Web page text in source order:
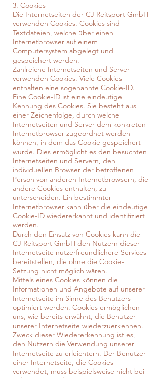
3. Cookies
Die Internetseiten der CJ Reitsport GmbH
verwenden Cookies. Cookies sind
Textdateien, welche über einen
Internetbrowser auf einem
Computersystem abgelegt und
gespeichert werden.
Zahlreiche Internetseiten und Server
verwenden Cookies. Viele Cookies
enthalten eine sogenannte Cookie-ID.
Eine Cookie-ID ist eine eindeutige
Kennung des Cookies. Sie besteht aus
einer Zeichenfolge, durch welche
Internetseiten und Server dem konkreten
Internetbrowser zugeordnet werden
können, in dem das Cookie gespeichert
wurde. Dies ermöglicht es den besuchten
Internetseiten und Servern, den
individuellen Browser der betroffenen
Person von anderen Internetbrowsern, die
andere Cookies enthalten, zu
unterscheiden. Ein bestimmter
Internetbrowser kann über die eindeutige
Cookie-ID wiedererkannt und identifiziert
werden.
Durch den Einsatz von Cookies kann die
CJ Reitsport GmbH den Nutzern dieser
Internetseite nutzerfreundlichere Services
bereitstellen, die ohne die Cookie-
Setzung nicht möglich wären.
Mittels eines Cookies können die
Informationen und Angebote auf unserer
Internetseite im Sinne des Benutzers
optimiert werden. Cookies ermöglichen
uns, wie bereits erwähnt, die Benutzer
unserer Internetseite wiederzuerkennen.
Zweck dieser Wiedererkennung ist es,
den Nutzern die Verwendung unserer
Internetseite zu erleichtern. Der Benutzer
einer Internetseite, die Cookies
verwendet, muss beispielsweise nicht bei